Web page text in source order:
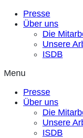
Presse
Über uns
Die
Unsere
ISDB
Menu
Presse
Über uns
Die
Unsere
ISDB